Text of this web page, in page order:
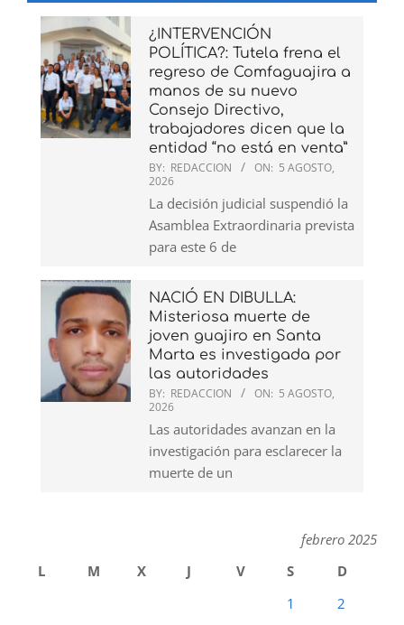
¿INTERVENCIÓN
POLÍTICA?: Tutela frena el
regreso de Comfaguajira a
manos de su nuevo
Consejo Directivo,
trabajadores dicen que la
entidad “no está en venta”
BY: REDACCION ON: 5 AGOSTO,
2026
La decisión judicial suspendió la
Asamblea Extraordinaria prevista
para este 6 de
NACIÓ EN DIBULLA:
Misteriosa muerte de
joven guajiro en Santa
Marta es investigada por
las autoridades
BY: REDACCION ON: 5 AGOSTO,
2026
Las autoridades avanzan en la
investigación para esclarecer la
muerte de un
febrero 2025
L
M X J V S
D
1
2